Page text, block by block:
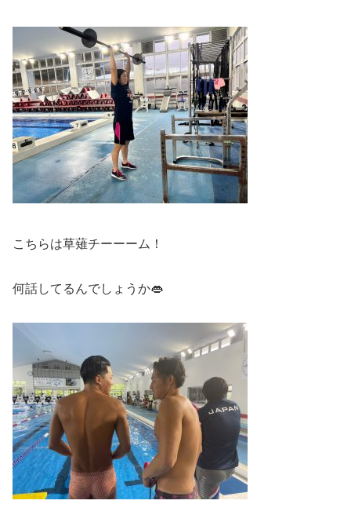
こちらは草薙チーーーム！
何話してるんでしょうか👄